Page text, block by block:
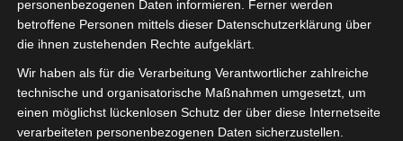
Für die Nutzung von Google Adsense (Google Ireland Limited, Gordon
Barrow Street, Dublin, D04 E5W5, Ireland) benötigen wir laut DSGVO Ihre
Zustimmung. Es werden seitens Google Adsense personenbezogene Daten
erhoben, verarbeitet und gespeichert. Welche Daten genau entnehmen Sie
den Datenschutzbedingungen.
Google Adsenseist deaktiviert. ✓ Erlauben Datenschutzbedingungen
personenbezogenen Daten informieren. Ferner werden
betroffene Personen mittels dieser Datenschutzerklärung über
die ihnen zustehenden Rechte aufgeklärt.
Wir haben als für die Verarbeitung Verantwortlicher zahlreiche
technische und organisatorische Maßnahmen umgesetzt, um
einen möglichst lückenlosen Schutz der über diese Internetseite
verarbeiteten personenbezogenen Daten sicherzustellen.